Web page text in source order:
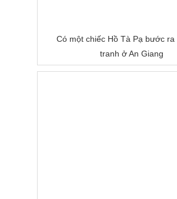
Có một chiếc Hồ Tà Pạ bước ra
tranh ở An Giang